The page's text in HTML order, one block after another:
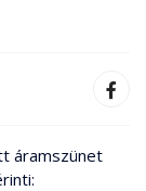
áramszünet